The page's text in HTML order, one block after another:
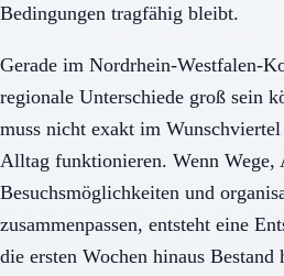
Bedingungen tragfähig bleibt.
Gerade im Nordrhein-Westfalen-
regionale Unterschiede groß sein
muss nicht exakt im
Alltag funktionieren. Wenn Wege,
Besuchsmöglichkeiten und
zusammenpassen, entsteht eine
die ersten Wochen hinaus Bestand